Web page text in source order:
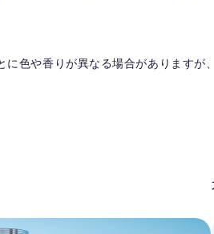
色や香りが異なる場合がありますが